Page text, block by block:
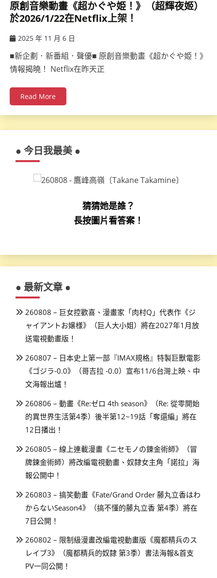
原創音樂動畫《超かぐや姫！》（超輝夜姬）
於2026/1/22在Netflix上架！
2025 年 11 月 6 日
■新企劃．新番組．聲優■ 原創音樂動畫《超かぐや姫！》
情報揭曉！ Netflix在昨天正
Read More
● 今日我最美 ●
猜猜她是誰？
長按圖片看答案！
● 最新文章 ●
260808 – 巨女控歡喜、漫畫家「肉村Q」代表作《ジ
ャイアントお嬢様》（巨人大小姐）將在2027年1月放
送電視動畫版！
260807 – 日本史上第一部『IMAX規格』特製巨獸電影
《ゴジラ-0.0》（哥吉拉 -0.0）宣布11/6台灣上映、中
文海報出爐！
260806 – 動畫《Re:ゼロ 4th season》（Re: 從零開始
的異世界生活第4季）後半第12~19話「奪還編」將在
12日播出！
260805 – 線上連載漫畫《ニセモノの錬金術師》（冒
牌鍊金術師）將改編電視動畫、奴隸女主角「諾拉」海
報公開中！
260803 – 搞笑動畫《Fate/Grand Order 藤丸立香はわ
からないSeason4》（搞不懂的藤丸立香 第4季）將在
7日公開！
260802 – 限制級漫畫改編電視動畫版《魔都精兵のス
レイブ3》（魔都精兵的奴隸 第3季）書法海報&首支
PV一同公開！